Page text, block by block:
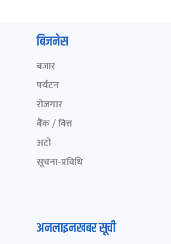
बिजनेस
बजार
पर्यटन
रोजगार
बैंक / वित्त
अटो
सूचना-प्रविधि
अनलाइनखबर सूची